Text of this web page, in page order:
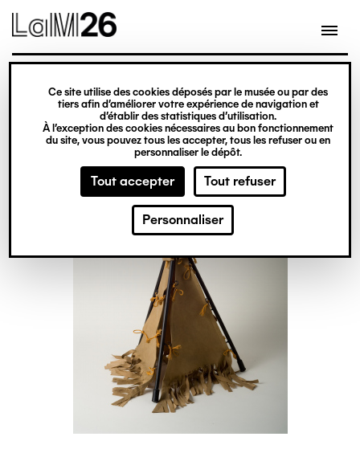
Gestion des cookies
Ce site utilise des cookies déposés par le musée ou par des
tiers afin d’améliorer votre expérience de navigation et
d’établir des statistiques d’utilisation.
À l’exception des cookies nécessaires au bon fonctionnement
du site, vous pouvez tous les accepter, tous les refuser ou en
personnaliser le dépôt.
Tout accepter Tout refuser
Personnaliser
contenu